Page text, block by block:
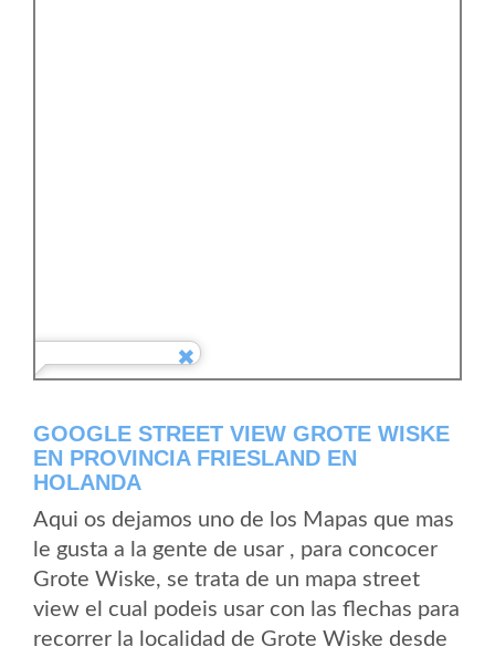
GOOGLE STREET VIEW GROTE WISKE
EN PROVINCIA FRIESLAND EN
HOLANDA
Aqui os dejamos uno de los Mapas que mas
le gusta a la gente de usar , para concocer
Grote Wiske, se trata de un mapa street
view el cual podeis usar con las flechas para
recorrer la localidad de Grote Wiske desde